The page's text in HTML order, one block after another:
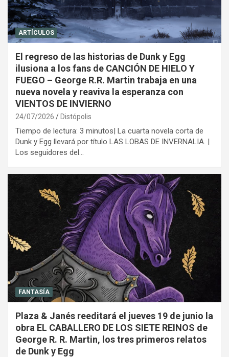
ARTÍCULOS
El regreso de las historias de Dunk y Egg
ilusiona a los fans de CANCIÓN DE HIELO Y
FUEGO – George R.R. Martin trabaja en una
nueva novela y reaviva la esperanza con
VIENTOS DE INVIERNO
24/07/2026 Distópolis
Tiempo de lectura: 3 minutos| La cuarta novela corta de
Dunk y Egg llevará por título LAS LOBAS DE INVERNALIA. |
Los seguidores del…
FANTASÍA
Plaza & Janés reeditará el jueves 19 de junio la
obra EL CABALLERO DE LOS SIETE REINOS de
George R. R. Martin, los tres primeros relatos
de Dunk y Egg